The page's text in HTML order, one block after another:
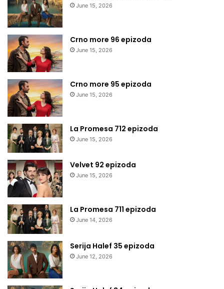
June 15, 2026
Crno more 96 epizoda
June 15, 2026
Crno more 95 epizoda
June 15, 2026
La Promesa 712 epizoda
June 15, 2026
Velvet 92 epizoda
June 15, 2026
La Promesa 711 epizoda
June 14, 2026
Serija Halef 35 epizoda
June 12, 2026